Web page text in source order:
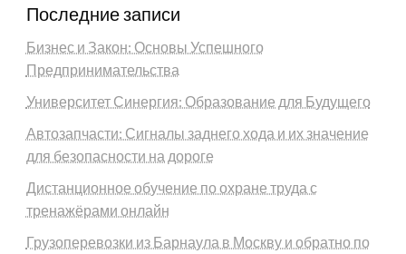
Последние записи
Бизнес и Закон: Основы Успешного
Предпринимательства
Университет Синергия: Образование для Будущего
Автозапчасти: Сигналы заднего хода и их значение
для безопасности на дороге
Дистанционное обучение по охране труда с
тренажёрами онлайн
Грузоперевозки из Барнаула в Москву и обратно по